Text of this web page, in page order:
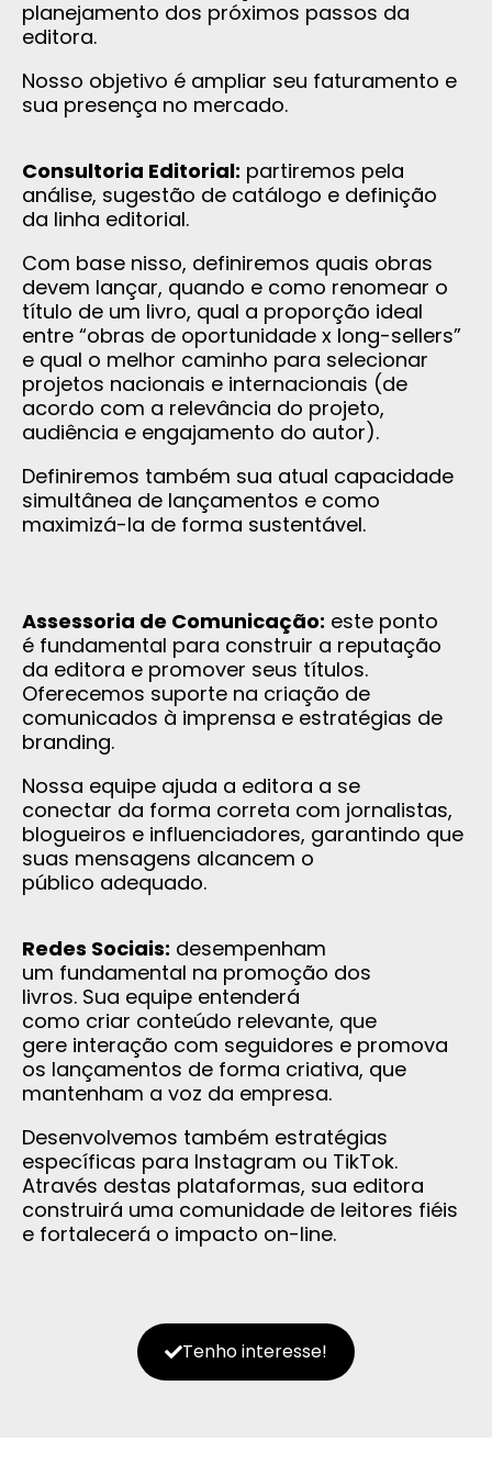
planejamento dos próximos passos da
editora.
Nosso objetivo é ampliar seu faturamento e
sua presença no mercado.
Consultoria Editorial: partiremos pela
análise, sugestão de catálogo e definição
da linha editorial.
Com base nisso, definiremos quais obras
devem lançar, quando e como renomear o
título de um livro, qual a proporção ideal
entre “obras de oportunidade x long-sellers”
e qual o melhor caminho para selecionar
projetos nacionais e internacionais (de
acordo com a relevância do projeto,
audiência e engajamento do autor).
Definiremos também sua atual capacidade
simultânea de lançamentos e como
maximizá-la de forma sustentável.
Assessoria de Comunicação: este ponto
é fundamental para construir a reputação
da editora e promover seus títulos.
Oferecemos suporte na criação de
comunicados à imprensa e estratégias de
branding.
Nossa equipe ajuda a editora a se
conectar da forma correta com jornalistas,
blogueiros e influenciadores, garantindo que
suas mensagens alcancem o
público adequado.
Redes Sociais: desempenham
um fundamental na promoção dos
livros. Sua equipe entenderá
como criar conteúdo relevante, que
gere interação com seguidores e promova
os lançamentos de forma criativa, que
mantenham a voz da empresa.
Desenvolvemos também estratégias
específicas para Instagram ou TikTok.
Através destas plataformas, sua editora
construirá uma comunidade de leitores fiéis
e fortalecerá o impacto on-line.
Tenho interesse!